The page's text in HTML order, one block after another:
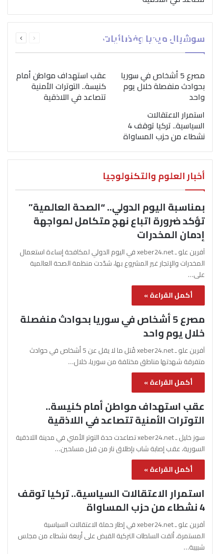
سوشيال ميديا وفضائيات الصفحةالصفحة
بمناسبة اليوم الدولي..
“الصحة العالمية” تؤكد
ضرورة اتباع نهج متكامل
لمواجهة إدمان المخدرات
مصرع 5 أشخاص في سوريا
بحوادث منفصلة خلال يوم
واحد
عقب استهداف مواطن أمام
كنيسة.. التوترات الأمنية
تتصاعد في اللاذقية
استمرار الاعتقالات
السياسية.. تركيا توقف 4
نشطاء من حزب المساواة
أخبار العلوم والتكنولوجيا
بمناسبة اليوم الدولي.. “الصحة العالمية”
تؤكد ضرورة اتباع نهج متكامل لمواجهة
إدمان المخدرات
آفرين علو ـ xeber24.net في اليوم الدولي لمكافحة إساءة استعمال
المخدرات والإتجار غير المشروع بها، شدّدت منظمة الصحة العالمية
على…
أكمل القراءة »
مصرع 5 أشخاص في سوريا بحوادث منفصلة
خلال يوم واحد
آفرين علو ـ xeber24.net قُتل ما لا يقل عن 5 أشخاص في حوادث
متفرقة شهدتها مناطق مختلفة من سوريا، خلال…
أكمل القراءة »
عقب استهداف مواطن أمام كنيسة..
التوترات الأمنية تتصاعد في اللاذقية
سوز خليل ـ xeber24.net تصاعدت حدة التوتر الأمني في مدينة اللاذقية
السورية، عقب إصابة شاب بإطلاق نار من قبل مسلحين…
أكمل القراءة »
استمرار الاعتقالات السياسية.. تركيا توقف
4 نشطاء من حزب المساواة
آفرين علو ـ xeber24.net في إطار حملة الاعتقالات السياسية
المستمرة، ألقت السلطات التركية القبض على أربعة نشطاء من مجلس
شبيبة…